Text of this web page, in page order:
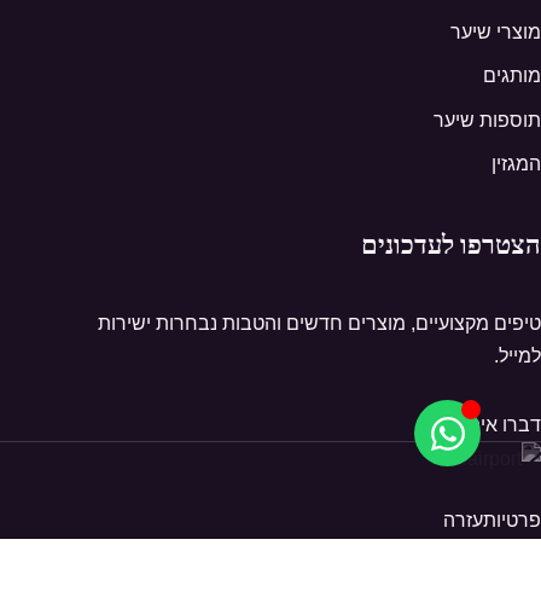
מוצרי שיער
מותגים
תוספות שיער
המגזין
הצטרפו לעדכונים
טיפים מקצועיים, מוצרים חדשים והטבות נבחרות ישירות
למייל.
דברו איתנו
פרטיותעזרה